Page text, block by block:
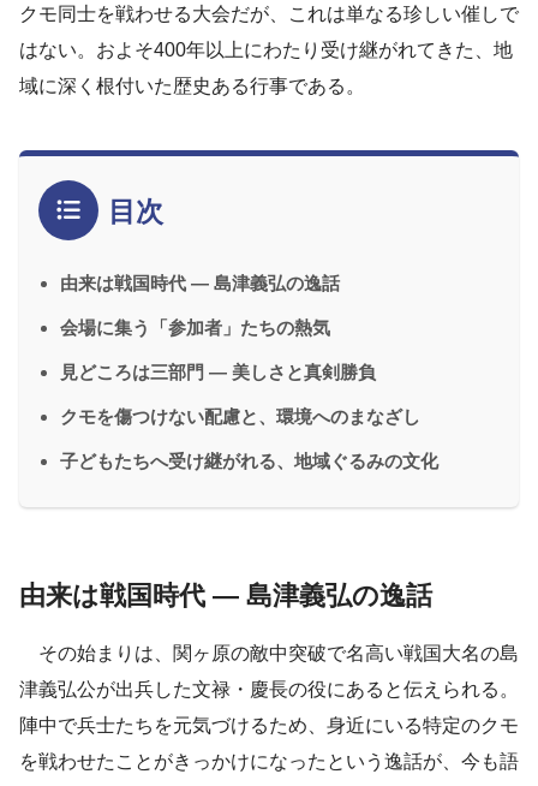
クモ同士を戦わせる大会だが、これは単なる珍しい催しで
はない。およそ400年以上にわたり受け継がれてきた、地
域に深く根付いた歴史ある行事である。
目次
由来は戦国時代 ― 島津義弘の逸話
会場に集う「参加者」たちの熱気
見どころは三部門 ― 美しさと真剣勝負
クモを傷つけない配慮と、環境へのまなざし
子どもたちへ受け継がれる、地域ぐるみの文化
由来は戦国時代 ― 島津義弘の逸話
その始まりは、関ヶ原の敵中突破で名高い戦国大名の島
津義弘公が出兵した文禄・慶長の役にあると伝えられる。
陣中で兵士たちを元気づけるため、身近にいる特定のクモ
を戦わせたことがきっかけになったという逸話が、今も語